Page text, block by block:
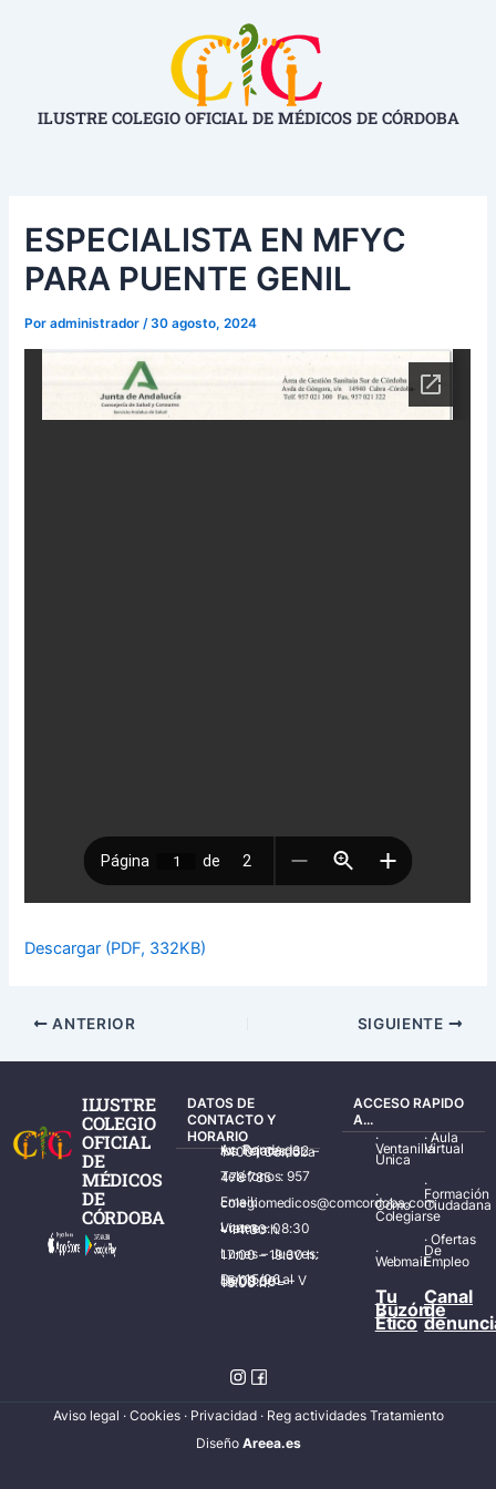
ILUSTRE COLEGIO OFICIAL DE MÉDICOS DE CÓRDOBA
ESPECIALISTA EN MFYC
PARA PUENTE GENIL
Poradministrador /30 agosto, 2024
Descargar (PDF, 332KB)
ANTERIOR SIGUIENTE
ILUSTRE
COLEGIO
OFICIAL
DE
MÉDICOS
DE
CÓRDOBA
DATOS DE
CONTACTO Y
HORARIO
Av. Ronda de los Tejares, 32 – 14001 Córdoba
Teléfonos: 957 478 785
Email: colegiomedicos@comcordoba.com
Lunes – Viernes: 08:30 – 14:30 h.
Lunes – Jueves: 17:00 – 19:30 h.
Del 15/06 al 15/09 de L – V de 08:00 – 15:00 h.
ACCESO RAPIDO
A...
·
Ventanilla
Única
·
Cómo
Colegiarse
·
Webmail
·Aula
Virtual
·
Formación
Ciudadana
·Ofertas
De
Empleo
Tu
Buzón
Ético
Canal
de
Aviso legal · Cookies· Privacidad · Reg actividades Tratamiento
Diseño Areea.es